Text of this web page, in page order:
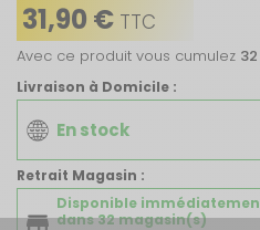
31,90 € TTC
Avec ce produit vous cumulez 32
Livraison à Domicile :
En stock
Retrait Magasin :
Disponible
dans 32 magasin(s)